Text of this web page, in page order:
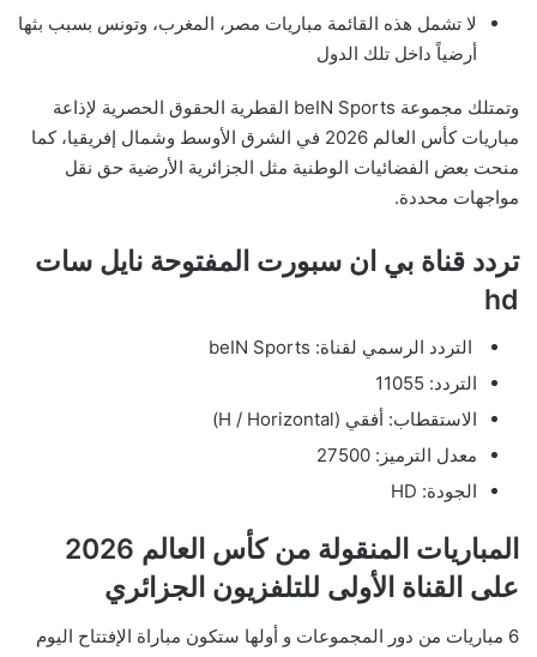
لا تشمل هذه القائمة مباريات مصر، المغرب، وتونس بسبب بثها
أرضياً داخل تلك الدول
وتمتلك مجموعة beIN Sports القطرية الحقوق الحصرية لإذاعة
مباريات كأس العالم 2026 في الشرق الأوسط وشمال إفريقيا، كما
منحت بعض الفضائيات الوطنية مثل الجزائرية الأرضية حق نقل
مواجهات محددة.
تردد قناة بي ان سبورت المفتوحة نايل سات
hd
​ التردد الرسمي لقناة: beIN Sports
​التردد: 11055
​الاستقطاب: أفقي (H / Horizontal)
​معدل الترميز: 27500
​الجودة: HD
المباريات المنقولة من كأس العالم 2026
على القناة الأولى للتلفزيون الجزائري
6 مباريات من دور المجموعات و أولها ستكون مباراة الإفتتاح اليوم